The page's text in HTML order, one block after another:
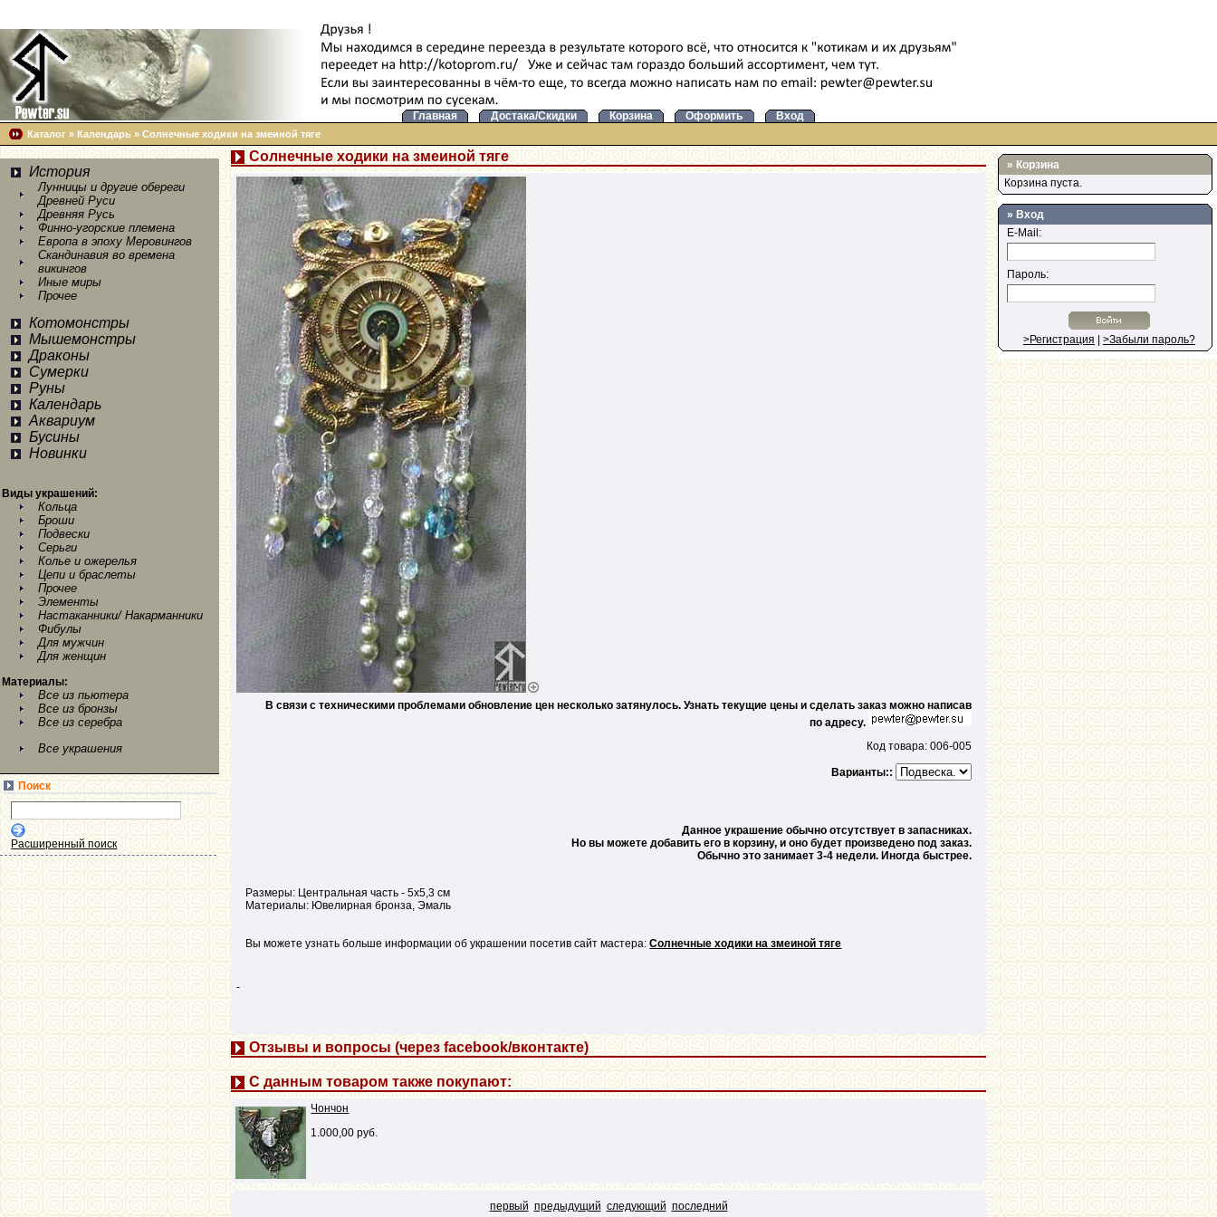
Главная Достака/Скидки Корзина Оформить Вход
Каталог » Календарь » Солнечные ходики на змеиной тяге
Солнечные ходики на змеиной тяге
В связи с техническими проблемами обновление цен несколько затянулось. Узнать текущие цены и сделать заказ можно написав
по адресу.
Код товара: 006-005
Варианты::
Данное украшение обычно отсутствует в запасниках.
Но вы можете добавить его в корзину, и оно будет произведено под заказ.
Обычно это занимает 3-4 недели. Иногда быстрее.
Размеры: Центральная часть - 5х5,3 см
Материалы: Ювелирная бронза, Эмаль
Вы можете узнать больше информации об украшении посетив сайт мастера:Солнечные ходики на змеиной тяге
-
Отзывы и вопросы (через facebook/вконтакте)
С данным товаром также покупают:
Чончон
1.000,00 руб.
первый предыдущий следующий последний
История
Лунницы и другие обереги
Древней Руси
Древняя Русь
Финно-угорские племена
Европа в эпоху Меровингов
Скандинавия во времена
викингов
Иные миры
Прочее
Котомонстры
Мышемонстры
Драконы
Сумерки
Руны
Календарь
Аквариум
Бусины
Новинки
Виды украшений:
Кольца
Броши
Подвески
Серьги
Колье и ожерелья
Цепи и браслеты
Прочее
Элементы
Настаканники/ Накарманники
Фибулы
Для мужчин
Для женщин
Материалы:
Все из пьютера
Все из бронзы
Все из серебра
Все украшения
Поиск
Расширенный поиск
» Корзина
Корзина пуста.
» Вход
E-Mail:
Пароль:
>Регистрация >Забыли пароль?